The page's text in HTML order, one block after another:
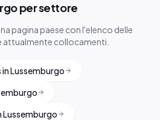
per settore
pagina paese con l'elenco delle
attualmente collocamenti.
in Lussemburgo
Lussemburgo